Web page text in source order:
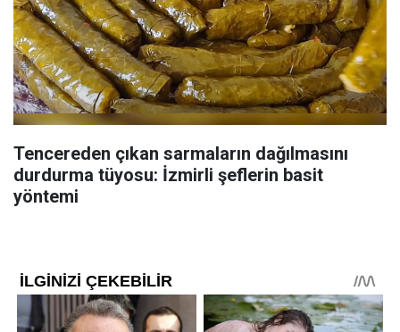
Tencereden çıkan sarmaların dağılmasını
durdurma tüyosu: İzmirli şeflerin basit
yöntemi